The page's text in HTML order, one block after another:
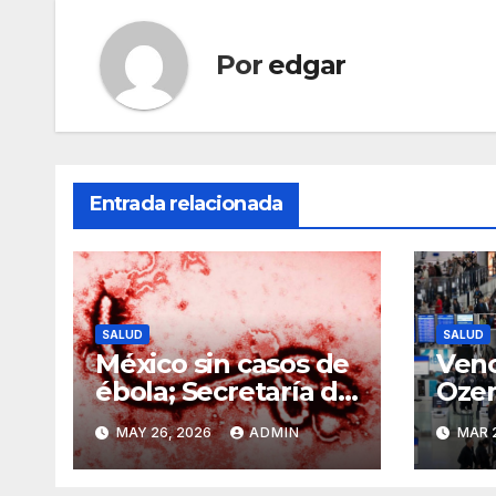
Por edgar
Entrada relacionada
SALUD
México sin casos de
ébola; Secretaría de
Salud refuerza
vigilancia ante
brote
MAY 26, 2026 ADMIN
SALUD
MAR